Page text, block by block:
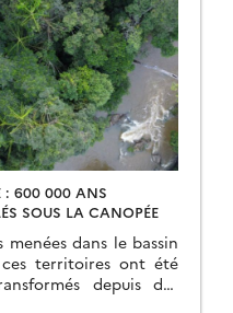
: 600 000 ANS
SOUS LA CANOPÉE
dans le bassin
territoires ont été
depuis des